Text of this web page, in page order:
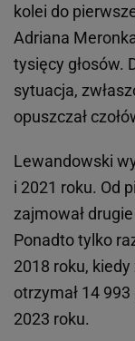
kolei do
Adriana
tysięcy głosów.
sytuacja,
opuszczał
Lewandowski
i 2021 roku. Od
zajmował
Ponadto tylko
2018 roku,
otrzymał 14
2023 roku.